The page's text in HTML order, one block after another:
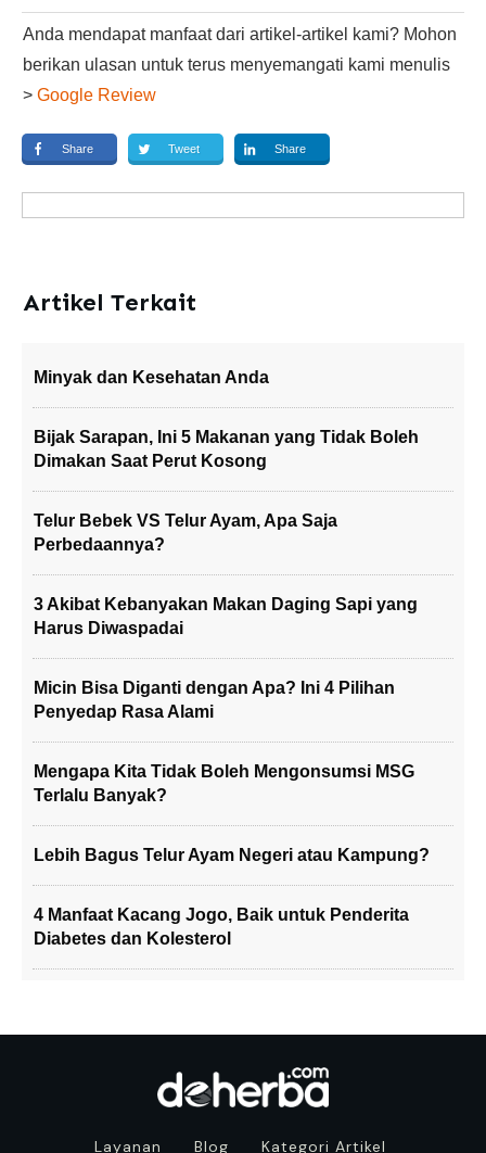
Anda mendapat manfaat dari artikel-artikel kami? Mohon
berikan ulasan untuk terus menyemangati kami menulis
> Google Review
Share Tweet Share
Artikel Terkait
Minyak dan Kesehatan Anda
Bijak Sarapan, Ini 5 Makanan yang Tidak Boleh
Dimakan Saat Perut Kosong
Telur Bebek VS Telur Ayam, Apa Saja
Perbedaannya?
3 Akibat Kebanyakan Makan Daging Sapi yang
Harus Diwaspadai
Micin Bisa Diganti dengan Apa? Ini 4 Pilihan
Penyedap Rasa Alami
Mengapa Kita Tidak Boleh Mengonsumsi MSG
Terlalu Banyak?
Lebih Bagus Telur Ayam Negeri atau Kampung?
4 Manfaat Kacang Jogo, Baik untuk Penderita
Diabetes dan Kolesterol
Layanan Blog Kategori Artikel